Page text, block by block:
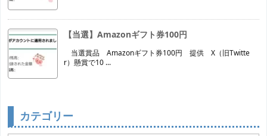
【当選】Amazonギフト券100円
当選賞品 Amazonギフト券100円 提供 X（旧Twitte
r）懸賞で10 ...
カテゴリー